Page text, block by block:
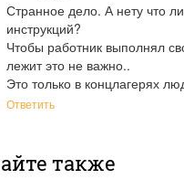
Странное дело. А нету что
инструкций?
Чтобы работник выполнял
лежит это не важно..
Это только в концлагерях
Ответить
также